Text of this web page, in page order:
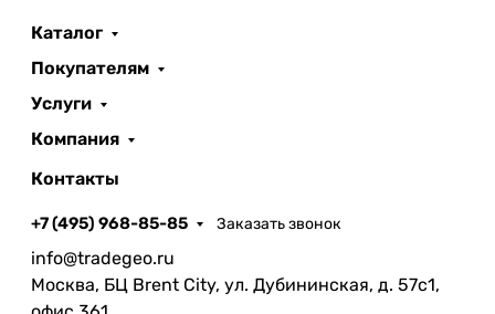
Каталог
Покупателям
Услуги
Компания
Контакты
+7 (495) 968-85-85 Заказать звонок
info@tradegeo.ru
Москва, БЦ Brent City, ул. Дубининская, д. 57с1,